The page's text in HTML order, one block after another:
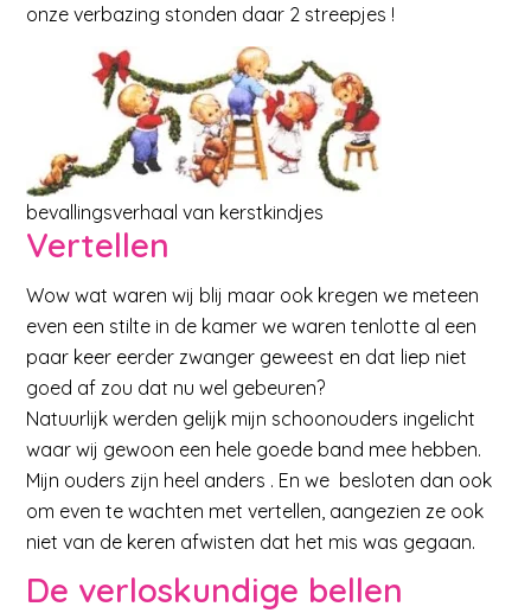
onze verbazing stonden daar 2 streepjes !
bevallingsverhaal van kerstkindjes
Vertellen
Wow wat waren wij blij maar ook kregen we meteen
even een stilte in de kamer we waren tenlotte al een
paar keer eerder zwanger geweest en dat liep niet
goed af zou dat nu wel gebeuren?
Natuurlijk werden gelijk mijn schoonouders ingelicht
waar wij gewoon een hele goede band mee hebben.
Mijn ouders zijn heel anders . En we besloten dan ook
om even te wachten met vertellen, aangezien ze ook
niet van de keren afwisten dat het mis was gegaan.
De verloskundige bellen